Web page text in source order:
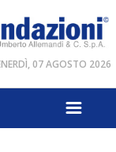
07 AGOSTO 2026